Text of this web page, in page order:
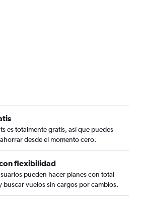
es totalmente gratis, así que puedes
desde el momento cero.
flexibilidad
pueden hacer planes con total
buscar vuelos sin cargos por cambios.